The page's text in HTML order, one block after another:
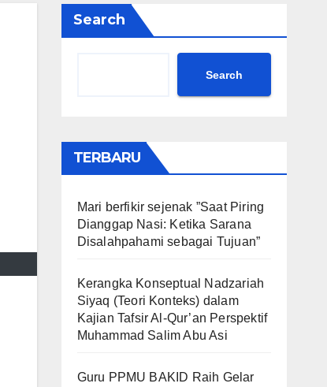
Search
Search
TERBARU
Mari berfikir sejenak ”Saat Piring
Dianggap Nasi: Ketika Sarana
Disalahpahami sebagai Tujuan”
Kerangka Konseptual Nadzariah
Siyaq (Teori Konteks) dalam
Kajian Tafsir Al-Qur’an Perspektif
Muhammad Salim Abu Asi
Guru PPMU BAKID Raih Gelar